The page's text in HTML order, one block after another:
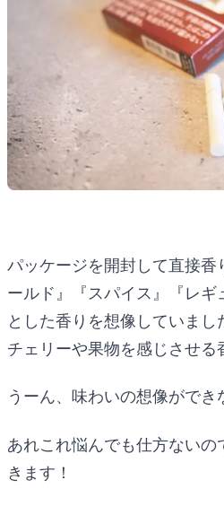
パッケージを開封して直接香
ールド』『スパイス』『レギ
とした香りを想像していま
チェリーや果物を感じさせる
うーん、味わいの想像がで
あれこれ悩んでも仕方ない
きます！